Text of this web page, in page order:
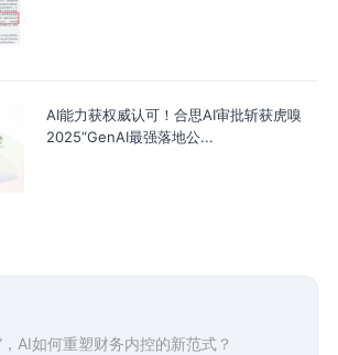
AI能力获权威认可！合思AI审批斩获虎嗅
2025“GenAI最强落地公...
AI如何重塑财务内控的新范式？